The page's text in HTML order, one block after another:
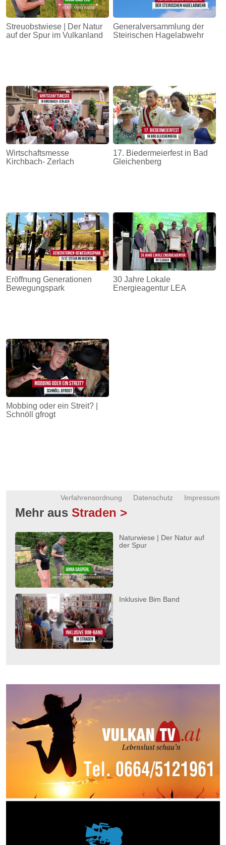
Streuobstwiese | Der Natur
auf der Spur im Vulkanland
Generalversammlung der
Steirischen Hagelabwehr
Wirtschaftsmesse
Kirchbach- Zerlach
17. Biedermeierfest in Bad
Gleichenberg
Eröffnung Generationen
Bewegungspark
30 Jahre Lokale
Energieagentur LEA
Mobbing oder ein Streit? |
Schnöll gfrogt
Impressum
Datenschutz
Verfahrensordnung
Mehr aus Straden >
Naturwiese | Der Natur auf
der Spur
Inklusive Bim Band